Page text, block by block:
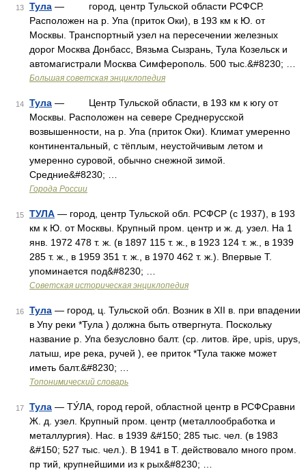
13 Тула — город, центр Тульской области РСФСР.
Расположен на р. Упа (приток Оки), в 193 км к Ю. от
Москвы. Транспортный узел на пересечении железных
дорог Москва Донбасс, Вязьма Сызрань, Тула Козельск и
автомагистрали Москва Симферополь. 500 тыс.&#8230; …
Большая советская энциклопедия
14 Тула — Центр Тульской области, в 193 км к югу от
Москвы. Расположен на севере Среднерусской
возвышенности, на р. Упа (приток Оки). Климат умеренно
континентальный, с тёплым, неустойчивым летом и
умеренно суровой, обычно снежной зимой.
Средние&#8230; …
Города России
15 ТУЛА — город, центр Тульской обл. РСФСР (с 1937), в 193
км к Ю. от Москвы. Крупный пром. центр и ж. д. узел. На 1
янв. 1972 478 т. ж. (в 1897 115 т. ж., в 1923 124 т. ж., в 1939
285 т. ж., в 1959 351 т. ж., в 1970 462 т. ж.). Впервые Т.
упоминается под&#8230; …
Советская историческая энциклопедия
16 Тула — город, ц. Тульской обл. Возник в XII в. при впадении
в Упу реки *Тула ) должна быть отвергнута. Поскольку
название р. Упа безусловно балт. (ср. литов. йре, upis, upys,
латыш, ире река, ручей ), ее приток *Тула также может
иметь балт.&#8230; …
Топонимический словарь
17 Тула — ТУ́ЛА, город герой, областной центр в РСФСравни
Ж. д. узел. Крупный пром. центр (металлообработка и
металлургия). Нас. в 1939 &#150; 285 тыс. чел. (в 1983
&#150; 527 тыс. чел.). В 1941 в Т. действовало много пром.
пр тий, крупнейшими из к рых&#8230; …